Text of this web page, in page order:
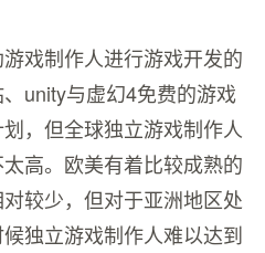
戏制作人进行游戏开发的
unity与虚幻4免费的游戏
，但全球独立游戏制作人
高。欧美有着比较成熟的
较少，但对于亚洲地区处
独立游戏制作人难以达到